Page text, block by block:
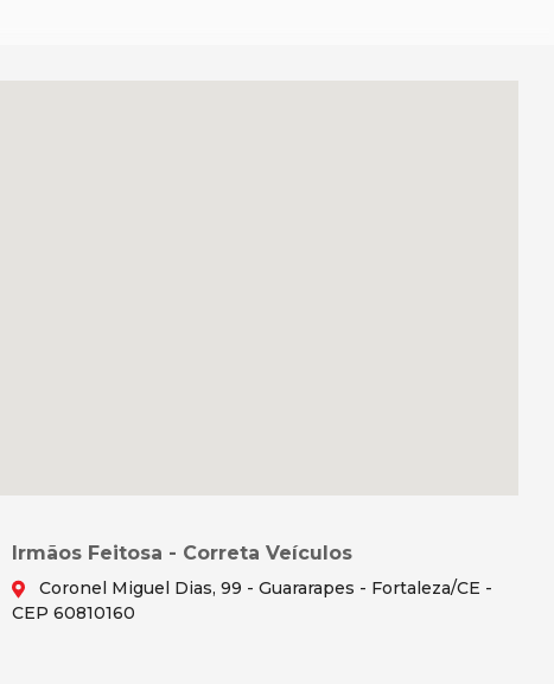
Irmãos Feitosa - Correta Veículos
Coronel Miguel Dias, 99 - Guararapes - Fortaleza/CE -
CEP 60810160